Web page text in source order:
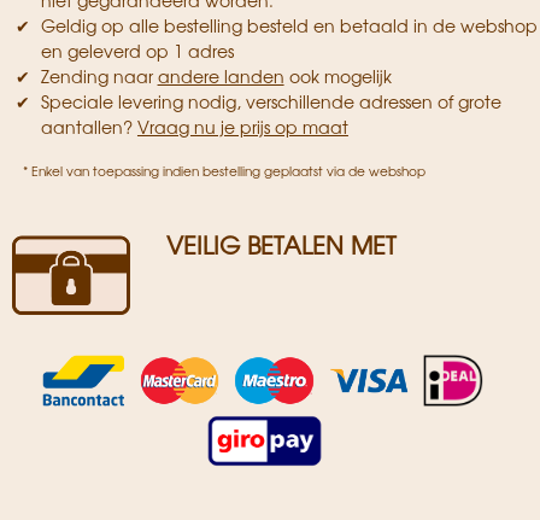
Geldig op alle bestelling besteld en betaald in de webshop
en geleverd op 1 adres
Zending naar andere landen ook mogelijk
Speciale levering nodig, verschillende adressen of grote
aantallen? Vraag nu je prijs op maat
* Enkel van toepassing indien bestelling geplaatst via de webshop
VEILIG BETALEN MET